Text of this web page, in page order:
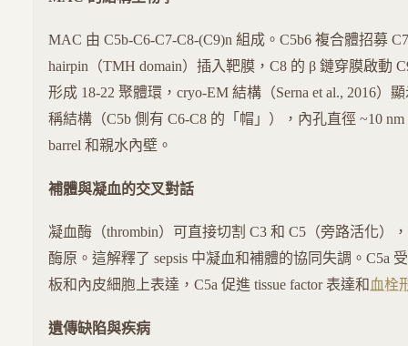
MAC 由 C5b-C6-C7-C8-(C9)n 組成。C5b6 複合體招募
hairpin（TMH domain）插入靶膜，C8 的 β 鏈穿膜啟動
形成 18-22 聚體環，cryo-EM 結構（Serna et al., 2016）
稱結構（C5b 側有 C6-C8 的「帽」），內孔直徑 ~10
barrel 和親水內壁。
補體與凝血的交叉對話
凝血酶（thrombin）可直接切割 C3 和 C5（旁路活化）
酶原。這解釋了 sepsis 中凝血和補體的協同失調。C5a
板和內皮細胞上表達，C5a 促進 tissue factor 表達和 血栓
遺傳缺陷與疾病